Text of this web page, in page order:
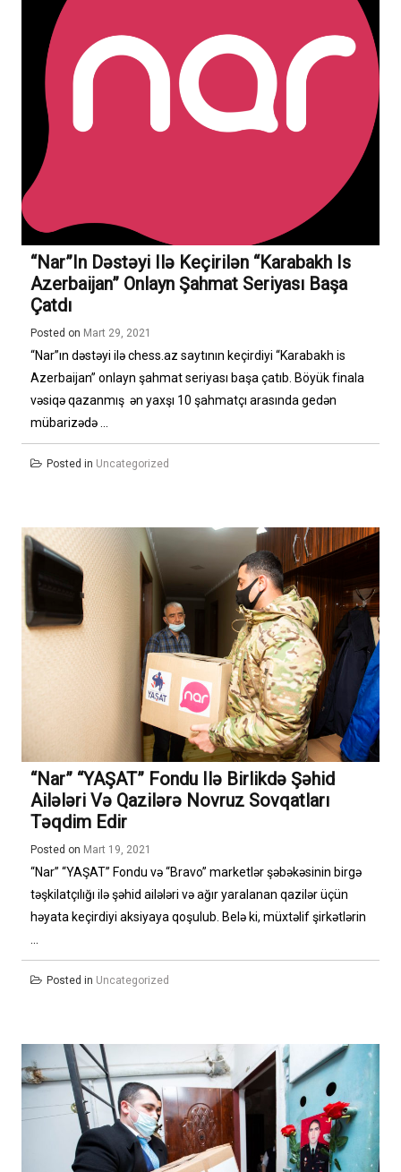
“Nar”ın Dəstəyi Ilə Keçirilən “Karabakh Is
Azerbaijan” Onlayn Şahmat Seriyası Başa
Çatdı
Posted on Mart 29, 2021
“Nar”ın dəstəyi ilə chess.az saytının keçirdiyi “Karabakh is
Azerbaijan” onlayn şahmat seriyası başa çatıb. Böyük finala
vəsiqə qazanmış ən yaxşı 10 şahmatçı arasında gedən
mübarizədə ...
Posted in Uncategorized
“Nar” “YAŞAT” Fondu Ilə Birlikdə Şəhid
Ailələri Və Qazilərə Novruz Sovqatları
Təqdim Edir
Posted on Mart 19, 2021
“Nar” “YAŞAT” Fondu və “Bravo” marketlər şəbəkəsinin birgə
təşkilatçılığı ilə şəhid ailələri və ağır yaralanan qazilər üçün
həyata keçirdiyi aksiyaya qoşulub. Belə ki, müxtəlif şirkətlərin
Posted in Uncategorized